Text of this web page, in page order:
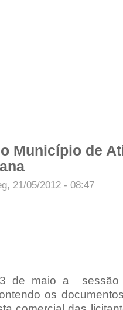
Município de
21/05/2012 - 08:47
de maio a sessão
os